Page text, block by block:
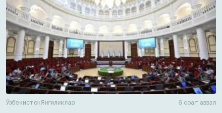
ЎзбекистонЯнгиликлар 6 соат аввал